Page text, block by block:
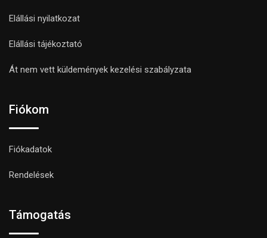
Elállási nyilatkozat
Elállási tájékoztató
Át nem vett küldemények kezelési szabályzata
Fiókom
Fiókadatok
Rendelések
Támogatás